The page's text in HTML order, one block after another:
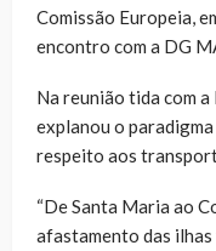
Comissão Europeia,
encontro com a DG
Na reunião tida com
explanou o
respeito aos
“De Santa Maria ao
afastamento das ilhas